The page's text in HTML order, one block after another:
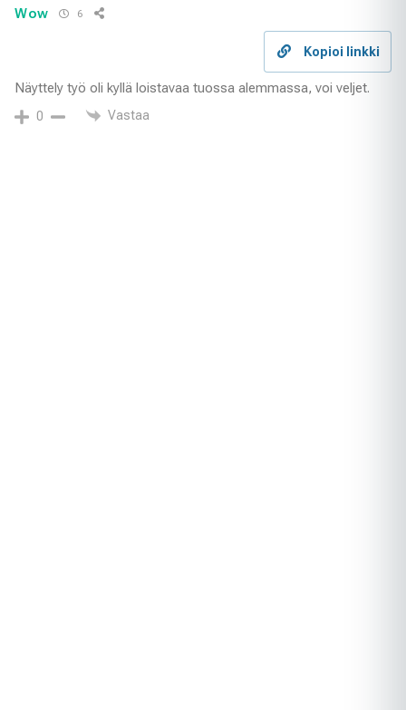
Wow 6
Kopioi linkki
Näyttely työ oli kyllä loistavaa tuossa alemmassa, voi veljet.
0 Vastaa